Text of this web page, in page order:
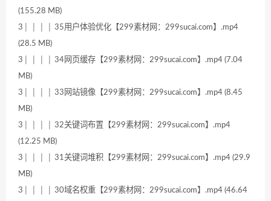
(155.28 MB)
3│ │ │ │ 35用户体验优化【299素材网：299sucai.com】.mp4
(28.5 MB)
3│ │ │ │ 34网页缓存【299素材网：299sucai.com】.mp4 (7.04
MB)
3│ │ │ │ 33网站镜像【299素材网：299sucai.com】.mp4 (8.45
MB)
3│ │ │ │ 32关键词布置【299素材网：299sucai.com】.mp4
(12.25 MB)
3│ │ │ │ 31关键词堆积【299素材网：299sucai.com】.mp4 (29.9
MB)
3│ │ │ │ 30域名权重【299素材网：299sucai.com】.mp4 (46.64